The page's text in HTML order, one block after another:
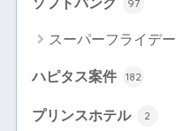
97
スーパーフライデー
ハピタス案件 182
プリンスホテル 2